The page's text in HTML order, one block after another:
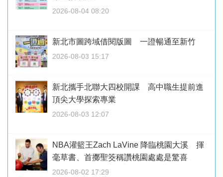
2026-08-04 08:20
新北市圖跨域借閱版圖 一證暢通至新竹
2026-08-03 15:17
新北攜手北聯大四校開課 高中職生提前進
頂尖大學探索專業
2026-08-03 12:07
NBA灌籃王Zach LaVine 降臨桃園大溪 揮
毫草書、首擲聖筊稱讚桃園處處是驚喜
2026-08-02 17:29